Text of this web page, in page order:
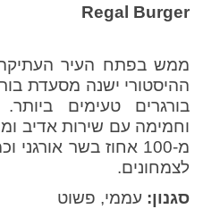
Regal Burger
ממש בפתח העיר העתיקה,
ההיסטורי ישנה מסעדת
בורגרים טעימים
וחמימה עם שירות אדיב
מ-100 אחוז בשר
לצמחונים.
סגנון: עממי, פשוט